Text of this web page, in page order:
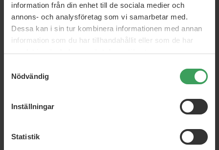
information från din enhet till de sociala medier och
annons- och analysföretag som vi samarbetar med.
Dessa kan i sin tur kombinera informationen med annan
information som du har tillhandahållit eller som de har
samlat in när du har använt deras tjänster.
Nödvändig
Inställningar
Statistik
Conditioner
Pris 259,75 kr